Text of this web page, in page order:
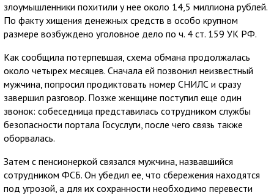
злоумышленники похитили у нее около 14,5 миллиона рублей.
По факту хищения денежных средств в особо крупном
размере возбуждено уголовное дело по ч. 4 ст. 159 УК РФ.
Как сообщила потерпевшая, схема обмана продолжалась
около четырех месяцев. Сначала ей позвонил неизвестный
мужчина, попросил продиктовать номер СНИЛС и сразу
завершил разговор. Позже женщине поступил еще один
звонок: собеседница представилась сотрудником службы
безопасности портала Госуслуги, после чего связь также
оборвалась.
Затем с пенсионеркой связался мужчина, назвавшийся
сотрудником ФСБ. Он убедил ее, что сбережения находятся
под угрозой, а для их сохранности необходимо перевести